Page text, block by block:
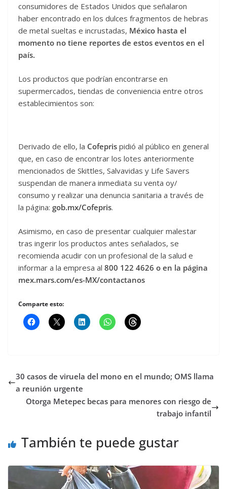
consumidores de Estados Unidos que señalaron
haber encontrado en los dulces fragmentos de hebras
de metal sueltas e incrustadas, México hasta el
momento no tiene reportes de estos eventos en el
país.
Los productos que podrían encontrarse en
supermercados, tiendas de conveniencia entre otros
establecimientos son:
Derivado de ello, la Cofepris pidió al público en general
que, en caso de encontrar los lotes anteriormente
mencionados de Skittles, Salvavidas y Life Savers
suspendan de manera inmediata su venta oy/
consumo y realizar una denuncia sanitaria a través de
la página: gob.mx/Cofepris.
Asimismo, en caso de presentar cualquier malestar
tras ingerir los productos antes señalados, se
recomienda acudir con un profesional de la salud e
informar a la empresa al 800 122 4626 o en la página
mex.mars.com/es-MX/contactanos
Comparte esto:
30 casos de viruela del mono en el mundo; OMS llama
a reunión urgente
Otorga Metepec becas para menores con riesgo de
trabajo infantil
También te puede gustar